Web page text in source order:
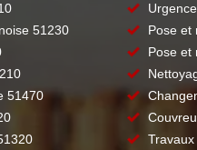
51230
51470
Pose et
Pose et
Travaux